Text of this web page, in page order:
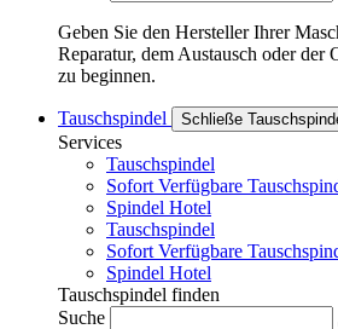
Geben Sie den Hersteller Ihrer
Reparatur, dem Austausch oder der
zu beginnen.
Tauschspindel Schließe
Services
Tauschspindel
Sofort Verfügbare
Spindel Hotel
Tauschspindel
Sofort Verfügbare
Spindel Hotel
Tauschspindel finden
Suche